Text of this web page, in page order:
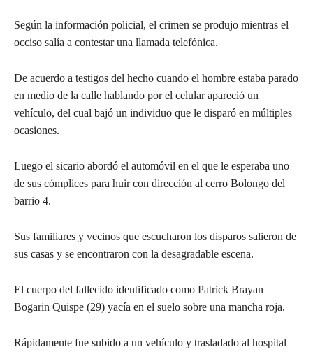
Según la información policial, el crimen se produjo mientras el
occiso salía a contestar una llamada telefónica.
De acuerdo a testigos del hecho cuando el hombre estaba parado
en medio de la calle hablando por el celular apareció un
vehículo, del cual bajó un individuo que le disparó en múltiples
ocasiones.
Luego el sicario abordó el automóvil en el que le esperaba uno
de sus cómplices para huir con dirección al cerro Bolongo del
barrio 4.
Sus familiares y vecinos que escucharon los disparos salieron de
sus casas y se encontraron con la desagradable escena.
El cuerpo del fallecido identificado como Patrick Brayan
Bogarin Quispe (29) yacía en el suelo sobre una mancha roja.
Rápidamente fue subido a un vehículo y trasladado al hospital